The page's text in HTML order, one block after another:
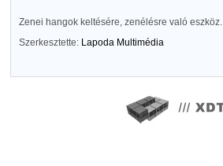
Zenei hangok keltésére, zenélésre való eszköz.
Szerkesztette: Lapoda Multimédia